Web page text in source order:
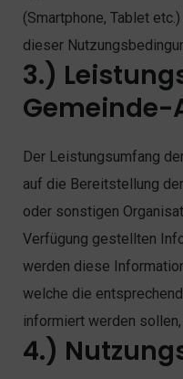
(Smartphone, Tablet
dieser
3.)
Gemeinde-
Der Leistungsumfang
auf die Bereitstellung
oder sonstigen
Verfügung gestellten
werden diese
welche die
informiert werden
4.)